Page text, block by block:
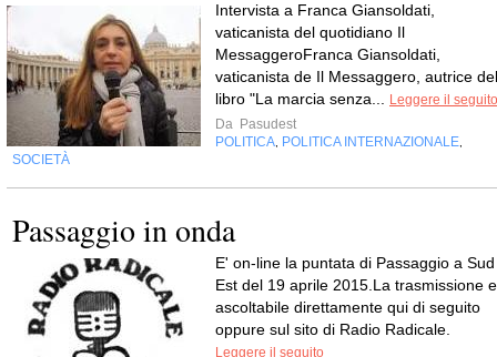
Intervista a Franca Giansoldati,
vaticanista del quotidiano Il
MessaggeroFranca Giansoldati,
vaticanista de Il Messaggero, autrice del
libro "La marcia senza...
Leggere il seguito
Da Pasudest
POLITICA POLITICA INTERNAZIONALE
SOCIETÀ
Passaggio in onda
E' on-line la puntata di Passaggio a Sud
Est del 19 aprile 2015.La trasmissione
ascoltabile direttamente qui di seguito
oppure sul sito di Radio Radicale.
Leggere il seguito